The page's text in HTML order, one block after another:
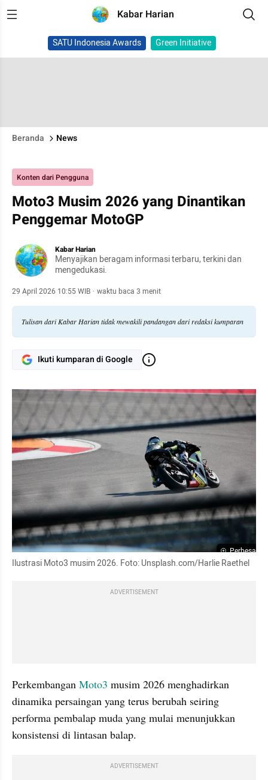
Kabar Harian
SATU Indonesia Awards Green Initiative
Beranda News
Konten dari Pengguna
Moto3 Musim 2026 yang Dinantikan
Penggemar MotoGP
Kabar Harian
Menyajikan beragam informasi terbaru, terkini dan
mengedukasi.
29 April 2026 10:55 WIB · waktu baca 3 menit
Tulisan dari Kabar Harian tidak mewakili pandangan dari redaksi kumparan
Ikuti kumparan di Google
Perbesar
Ilustrasi Moto3 musim 2026. Foto: Unsplash.com/Harlie Raethel
ADVERTISEMENT
Perkembangan Moto3 musim 2026 menghadirkan
dinamika persaingan yang terus berubah seiring
performa pembalap muda yang mulai menunjukkan
konsistensi di lintasan balap.
ADVERTISEMENT